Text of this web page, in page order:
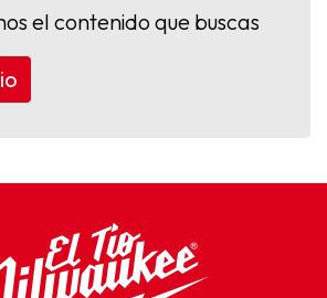
el contenido que buscas